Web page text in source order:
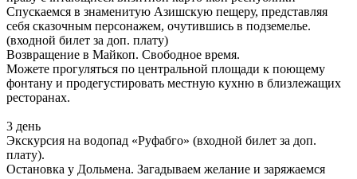
Спускаемся в знаменитую Азишскую пещеру, представляя
себя сказочным персонажем, очутившись в подземелье.
(входной билет за доп. плату)
Возвращение в Майкоп. Свободное время.
Можете прогуляться по центральной площади к поющему
фонтану и продегустировать местную кухню в близлежащих
ресторанах.
3 день
Экскурсия на водопад «Руфабго» (входной билет за доп.
плату).
Остановка у Дольмена. Загадываем желание и заряжаемся